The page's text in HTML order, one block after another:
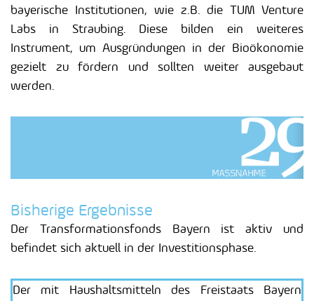
bayerische Institutionen, wie z.B. die TUM Venture
Labs in Straubing. Diese bilden ein weiteres
Instrument, um Ausgründungen in der Bioökonomie
gezielt zu fördern und sollten weiter ausgebaut
werden.
Bisherige Ergebnisse
Der Transformationsfonds Bayern ist aktiv und
befindet sich aktuell in der Investitionsphase.
Der mit Haushaltsmitteln des Freistaats Bayern